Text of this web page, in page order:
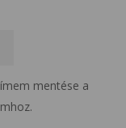
mentése a